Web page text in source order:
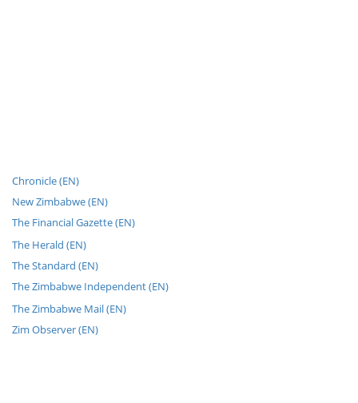
Chronicle (EN)
New Zimbabwe (EN)
The Financial Gazette (EN)
The Herald (EN)
The Standard (EN)
The Zimbabwe Independent (EN)
The Zimbabwe Mail (EN)
Zim Observer (EN)